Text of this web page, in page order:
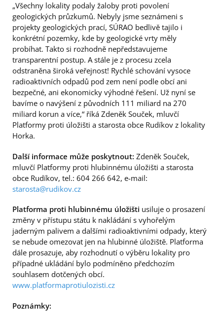
„Všechny lokality podaly žaloby proti povolení
geologických průzkumů. Nebyly jsme seznámeni s
projekty geologických prací, SÚRAO bedlivě tajilo i
konkrétní pozemky, kde by geologické vrty měly
probíhat. Takto si rozhodně nepředstavujeme
transparentní postup. A stále je z procesu zcela
odstraněna široká veřejnost! Rychlé schování vysoce
radioaktivních odpadů pod zem není podle obcí ani
bezpečné, ani ekonomicky výhodné řešení. Už nyní se
bavíme o navýšení z původních 111 miliard na 270
miliard korun a více,“ říká Zdeněk Souček, mluvčí
Platformy proti úložišti a starosta obce Rudíkov z lokality
Horka.
Další informace může poskytnout: Zdeněk Souček,
mluvčí Platformy proti hlubinnému úložišti a starosta
obce Rudíkov, tel.: 604 266 642, e-mail:
starosta@rudikov.cz
Platforma proti hlubinnému úložišti usiluje o prosazení
změny v přístupu státu k nakládání s vyhořelým
jaderným palivem a dalšími radioaktivními odpady, který
se nebude omezovat jen na hlubinné úložiště. Platforma
dále prosazuje, aby rozhodnutí o výběru lokality pro
případné ukládání bylo podmíněno předchozím
souhlasem dotčených obcí.
www.platformaprotiulozisti.cz
Poznámky: